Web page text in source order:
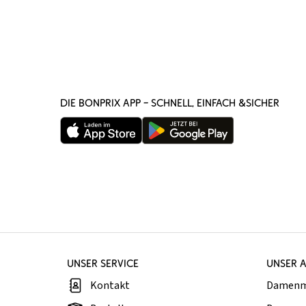
DIE BONPRIX APP – SCHNELL, EINFACH &SICHER
UNSER SERVICE
Kontakt
UNSER